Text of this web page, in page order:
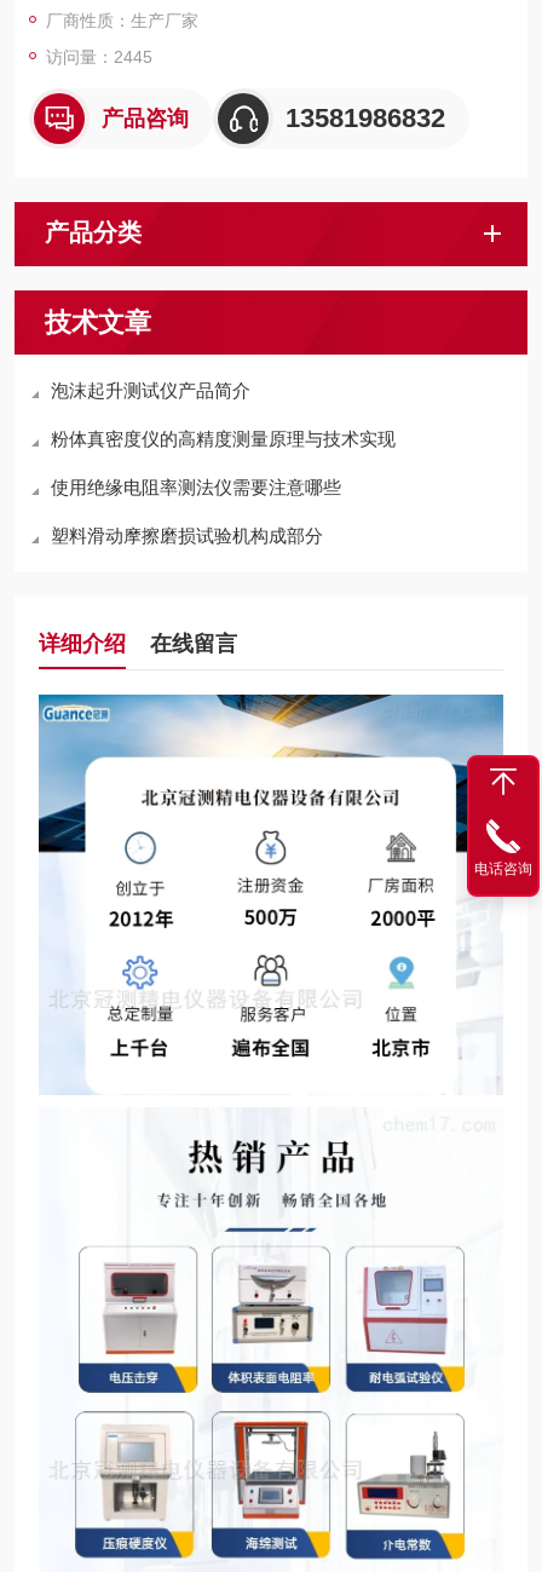
便，测量值更为精。
厂商性质：生产厂家
访问量：2445
产品咨询 13581986832
产品分类
技术文章
泡沫起升测试仪产品简介
粉体真密度仪的高精度测量原理与技术实现
使用绝缘电阻率测法仪需要注意哪些
塑料滑动摩擦磨损试验机构成部分
详细介绍 在线留言
电话咨询